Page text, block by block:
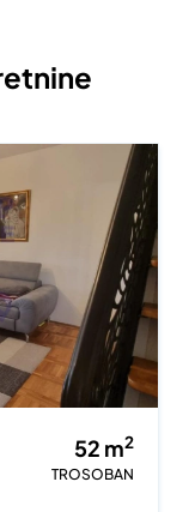
52 m2
TROSOBAN